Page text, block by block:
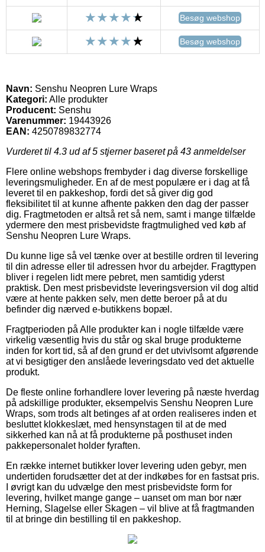
Besøg webshop
Besøg webshop
Navn: Senshu Neopren Lure Wraps
Kategori: Alle produkter
Producent: Senshu
Varenummer: 19443926
EAN: 4250789832774
Vurderet til 4.3 ud af 5 stjerner baseret på 43 anmeldelser
Flere online webshops frembyder i dag diverse forskellige
leveringsmuligheder. En af de mest populære er i dag at få
leveret til en pakkeshop, fordi det så giver dig god
fleksibilitet til at kunne afhente pakken den dag der passer
dig. Fragtmetoden er altså ret så nem, samt i mange tilfælde
ydermere den mest prisbevidste fragtmulighed ved køb af
Senshu Neopren Lure Wraps.
Du kunne lige så vel tænke over at bestille ordren til levering
til din adresse eller til adressen hvor du arbejder. Fragttypen
bliver i regelen lidt mere pebret, men samtidig yderst
praktisk. Den mest prisbevidste leveringsversion vil dog altid
være at hente pakken selv, men dette beroer på at du
befinder dig nærved e-butikkens bopæl.
Fragtperioden på Alle produkter kan i nogle tilfælde være
virkelig væsentlig hvis du står og skal bruge produkterne
inden for kort tid, så af den grund er det utvivlsomt afgørende
at vi besigtiger den anslåede leveringsdato ved det aktuelle
produkt.
De fleste online forhandlere lover levering på næste hverdag
på adskillige produkter, eksempelvis Senshu Neopren Lure
Wraps, som trods alt betinges af at orden realiseres inden et
besluttet klokkeslæt, med hensynstagen til at de med
sikkerhed kan nå at få produkterne på posthuset inden
pakkepersonalet holder fyraften.
En række internet butikker lover levering uden gebyr, men
undertiden forudsætter det at der indkøbes for en fastsat pris.
I øvrigt kan du udvælge den mest prisbevidste form for
levering, hvilket mange gange – uanset om man bor nær
Herning, Slagelse eller Skagen – vil blive at få fragtmanden
til at bringe din bestilling til en pakkeshop.